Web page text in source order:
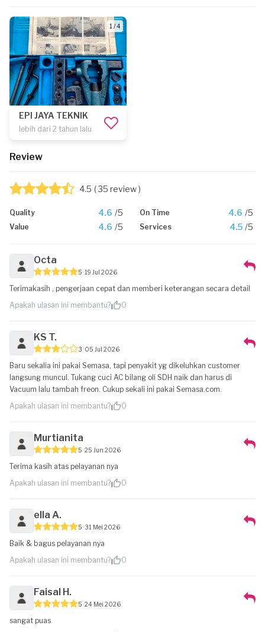
1 / 4
EPI JAYA TEKNIK
lebih dari 2 tahun lalu
Review
4.5 ( 35 review )
Quality 4.6 /5 On Time 4.6 /5
Value 4.6 /5 Services 4.5 /5
Octa
5 19 Jul 2026
Terimakasih , pengerjaan cepat dan memberi keterangan secara detail
Apakah ulasan ini membantu?
0
KS T.
3 05 Jul 2026
Baru sekalia ini pakai Semasa, tapi penyakit yg dikeluhkan customer
langsung muncul. Tukang cuci AC bilang oli SDH naik dan harus di
Vacuum lalu tambah freon. Cukup sekali ini pakai Semasa.com.
Apakah ulasan ini membantu?
0
Murtianita
5 25 Jun 2026
Terima kasih atas pelayanan nya
Apakah ulasan ini membantu?
0
ella A.
5 31 Mei 2026
Baik & bagus pelayanan nya
Apakah ulasan ini membantu?
0
Faisal H.
5 24 Mei 2026
sangat puas